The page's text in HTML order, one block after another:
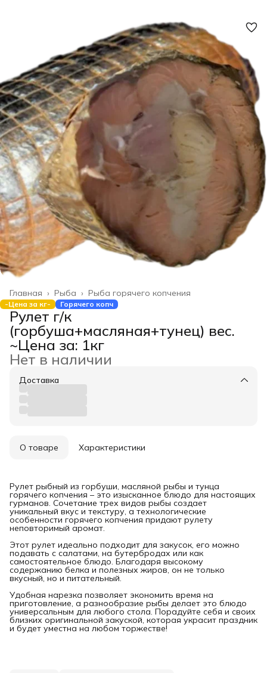
Рыба горячего копчения
Рыба ›
Главная ›
-Цена за кг- Горячего копч
Рулет г/к
(горбуша+масляная+тунец) вес.
~Цена за: 1кг
Нет в наличии
Доставка
О товаре Характеристики
Рулет рыбный из горбуши, масляной рыбы и тунца
горячего копчения – это изысканное блюдо для настоящих
гурманов. Сочетание трех видов рыбы создает
уникальный вкус и текстуру, а технологические
особенности горячего копчения придают рулету
неповторимый аромат.
Этот рулет идеально подходит для закусок, его можно
подавать с салатами, на бутербродах или как
самостоятельное блюдо. Благодаря высокому
содержанию белка и полезных жиров, он не только
вкусный, но и питательный.
Удобная нарезка позволяет экономить время на
приготовление, а разнообразие рыбы делает это блюдо
универсальным для любого стола. Порадуйте себя и своих
близких оригинальной закуской, которая украсит праздник
и будет уместна на любом торжестве!